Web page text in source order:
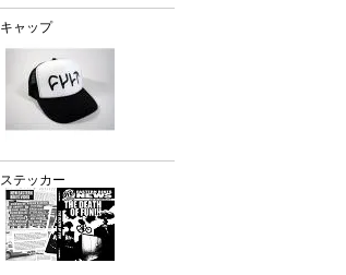
キャップ
ステッカー